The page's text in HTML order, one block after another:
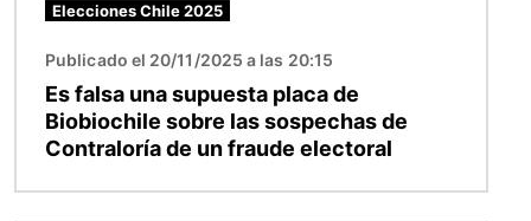
Elecciones Chile 2025
Publicado el 20/11/2025 a las 20:15
Es falsa una supuesta placa de
Biobiochile sobre las sospechas de
Contraloría de un fraude electoral